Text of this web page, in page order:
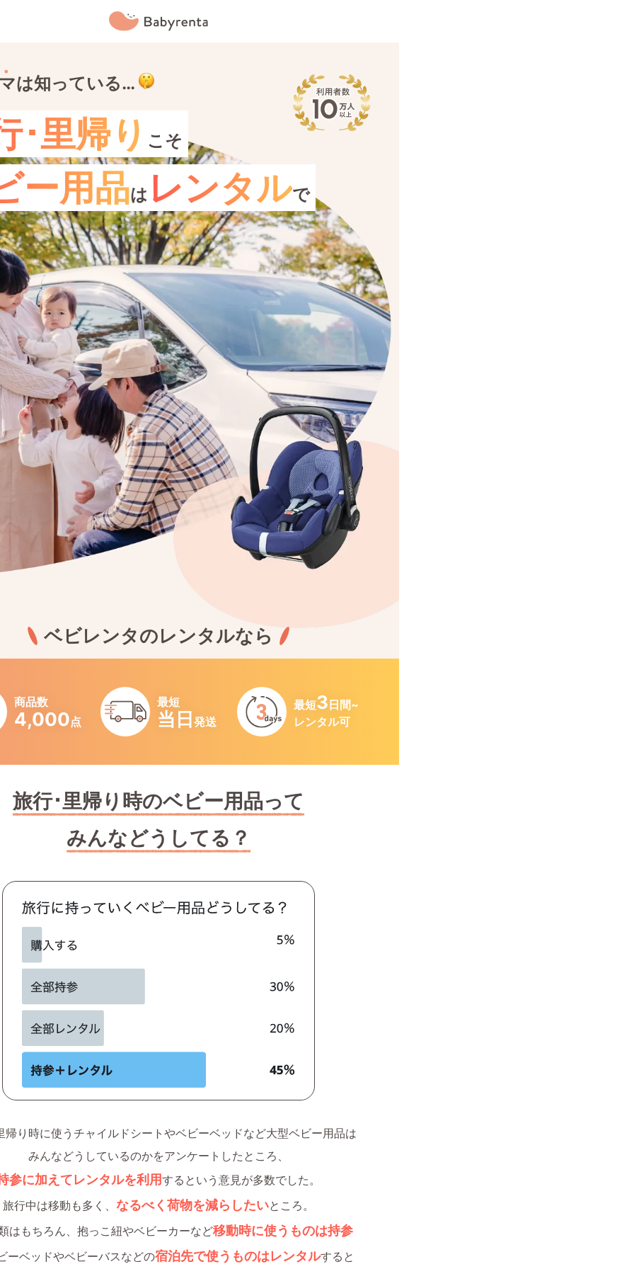
は知っている…
･里帰り こそ
ー用品は レンタルで
ベビレンタのレンタルなら
商品数
4,000点
最短
当日 発送
最短3 日間~
レンタル可
旅行･里帰り時のベビー用品って
みんなどうしてる？
帰り時に使うチャイルドシートやベビーベッドなど大型ベビー用品は
みんなどうしているのかをアンケートしたところ、
参に加えてレンタルを利用するという意見が多数でした。
旅行中は移動も多く、 なるべく荷物を減らしたいところ。
はもちろん、抱っこ紐やベビーカーなど移動時に使うものは持参
ーベッドやベビーバスなどの宿泊先で使うものはレンタルすると